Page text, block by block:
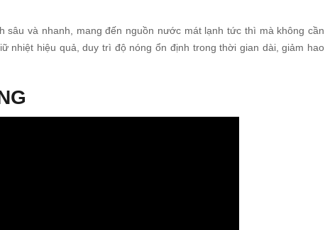
sâu và nhanh, mang đến nguồn nước mát lạnh tức thì mà không cần
nhiệt hiệu quả, duy trì độ nóng ổn định trong thời gian dài, giảm hao